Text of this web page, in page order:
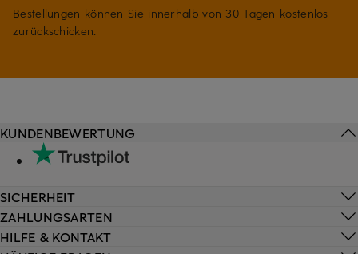
Bestellungen können Sie innerhalb von 30 Tagen kostenlos
zurückschicken.
HILFE & KONTAKT
KUNDENBEWERTUNG
SICHERHEIT
ZAHLUNGSARTEN